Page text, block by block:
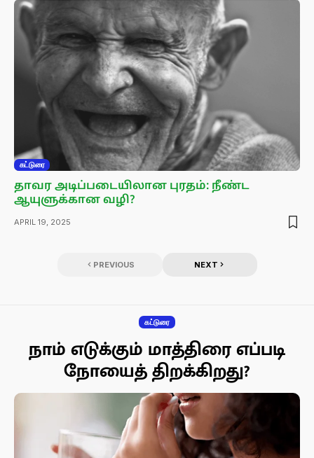
கட்டுரை
தாவர அடிப்படையிலான புரதம்: நீண்ட
ஆயுளுக்கான வழி?
APRIL 19, 2025
PREVIOUS NEXT
கட்டுரை
நாம் எடுக்கும் மாத்திரை எப்படி
நோயைத் திறக்கிறது?